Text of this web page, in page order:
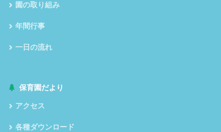
園の取り組み
年間行事
一日の流れ
保育園だより
アクセス
各種ダウンロード